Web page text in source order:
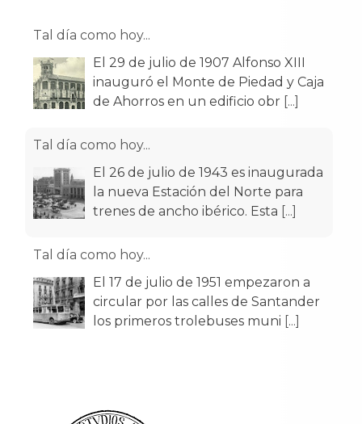
Tal día como hoy...
El 29 de julio de 1907 Alfonso XIII
inauguró el Monte de Piedad y Caja
de Ahorros en un edificio obr [...]
Tal día como hoy...
El 26 de julio de 1943 es inaugurada
la nueva Estación del Norte para
trenes de ancho ibérico. Esta [...]
Tal día como hoy...
El 17 de julio de 1951 empezaron a
circular por las calles de Santander
los primeros trolebuses muni [...]